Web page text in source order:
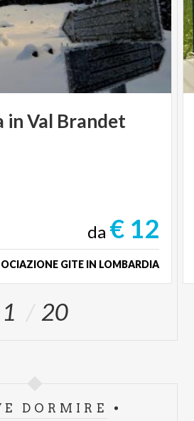
inVal Brandet
da € 12
GITE IN LOMBARDIA
1 20
DORMIRE